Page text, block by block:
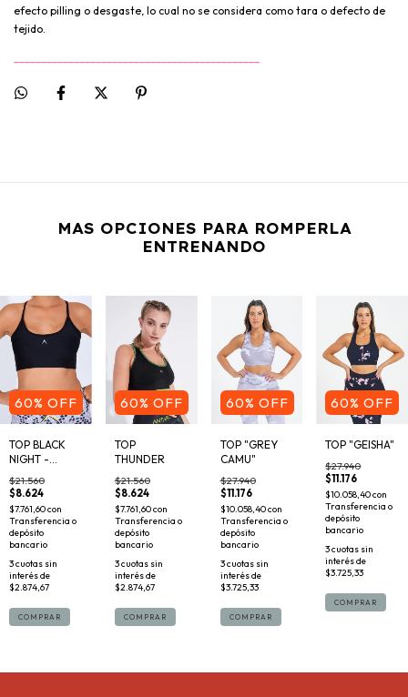
efecto pilling o desgaste, lo cual no se considera como tara o defecto de
tejido.
MAS OPCIONES PARA ROMPERLA
ENTRENANDO
60% OFF
TOP BLACK
NIGHT -
$21.560
$8.624
$7.761,60con
Transferencia o
depósito
bancario
3cuotas sin
interés de
$2.874,67
COMPRAR
60% OFF
TOP
THUNDER
$21.560
$8.624
$7.761,60con
Transferencia o
depósito
bancario
3cuotas sin
interés de
$2.874,67
COMPRAR
60% OFF
TOP "GREY
CAMU"
$27.940
$11.176
$10.058,40con
Transferencia o
depósito
bancario
3cuotas sin
interés de
$3.725,33
COMPRAR
60%OFF
TOP "GEISHA"
$27.940
$11.176
$10.058,40con
Transferencia o
depósito
bancario
3cuotas sin
interés de
$3.725,33
COMPRAR